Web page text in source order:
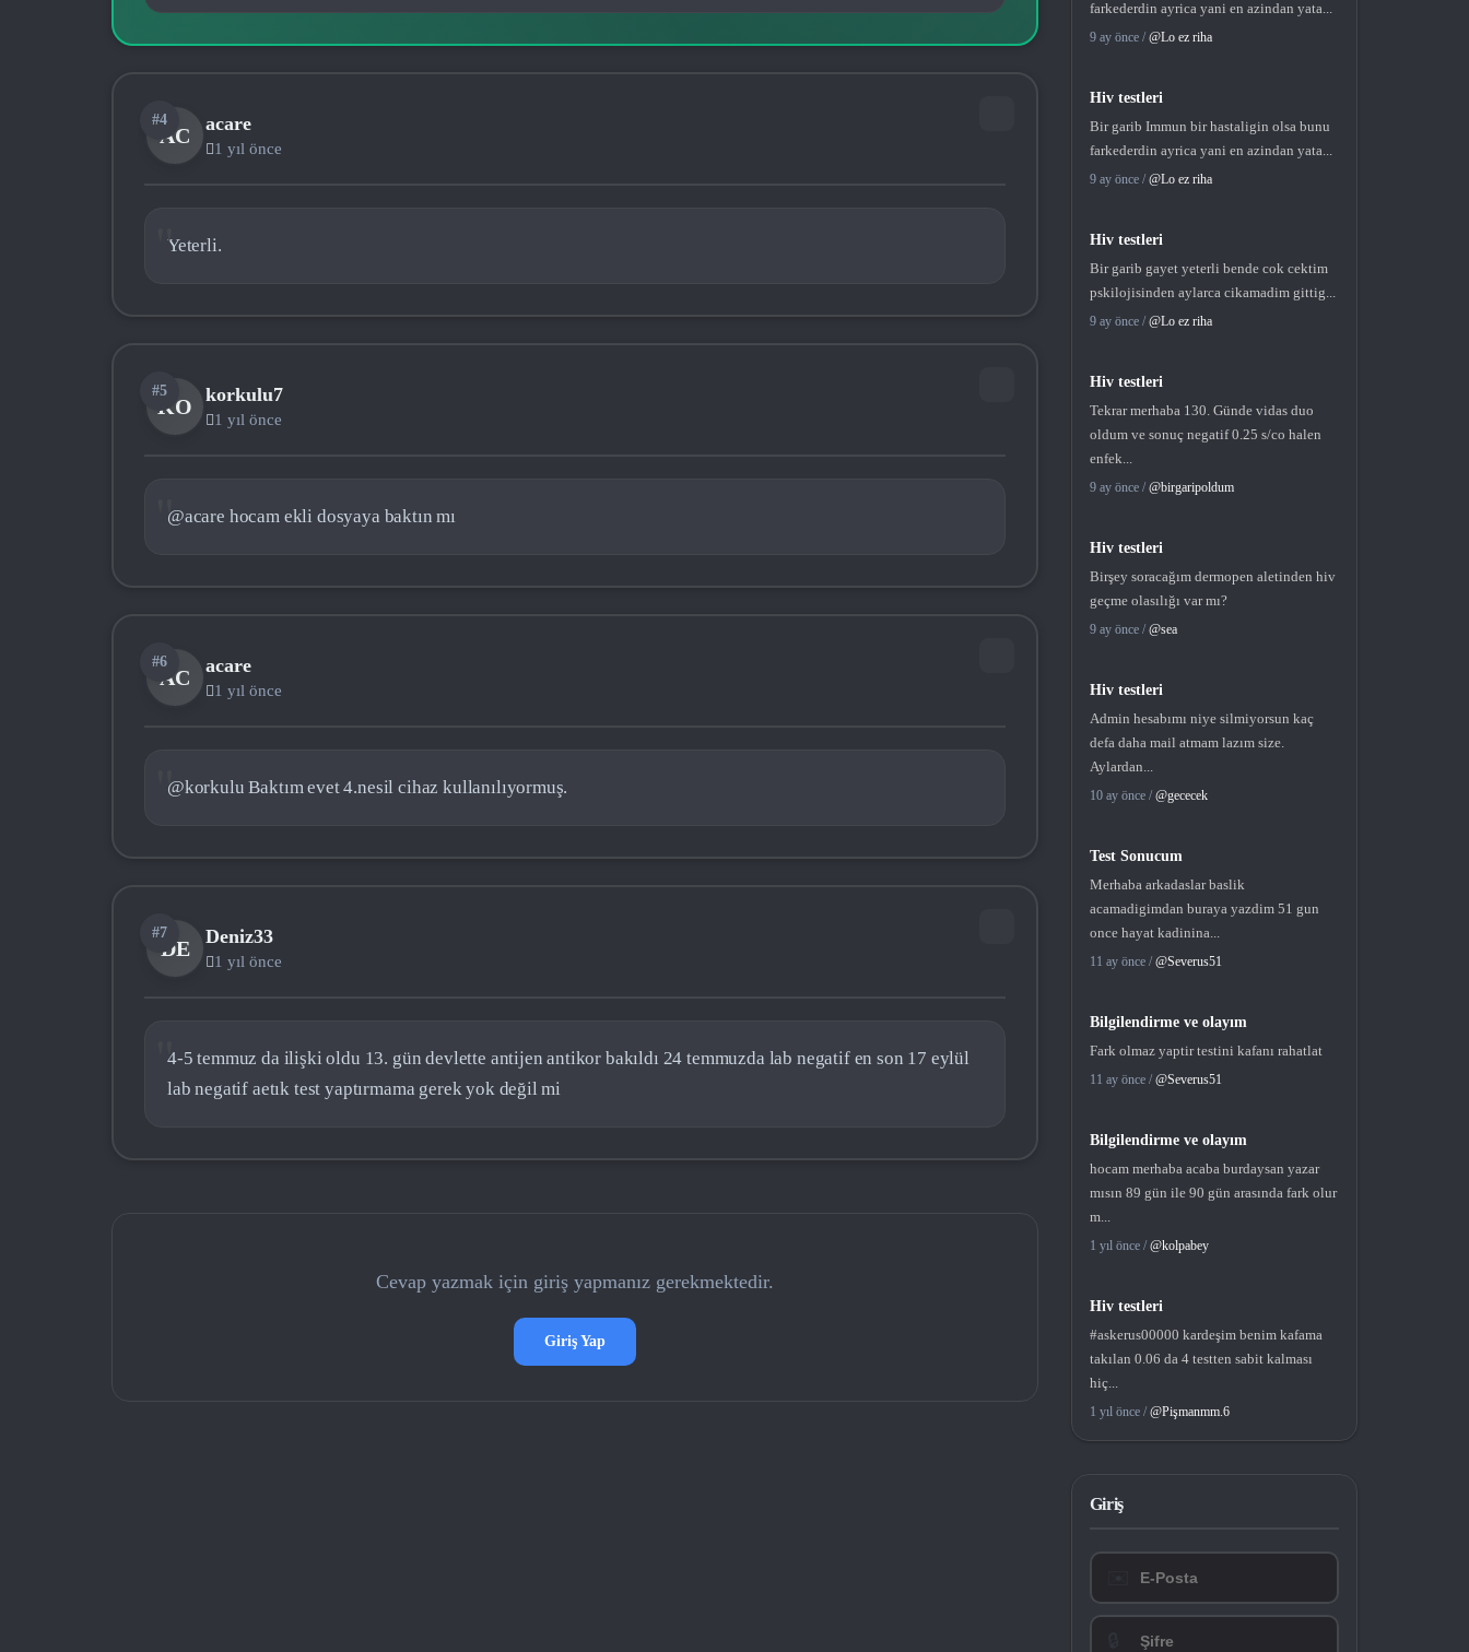
#4
AC acare
1 yıl önce
Yeterli.
#5
KO korkulu7
1 yıl önce
@acare hocam ekli dosyaya baktın mı
#6
AC acare
1 yıl önce
@korkulu Baktım evet 4.nesil cihaz kullanılıyormuş.
#7
DE Deniz33
1 yıl önce
4-5 temmuz da ilişki oldu 13. gün devlette antijen antikor bakıldı 24 temmuzda lab negatif en son 17 eylül
lab negatif aetık test yaptırmama gerek yok değil mi
Cevap yazmak için giriş yapmanız gerekmektedir.
Giriş Yap
farkederdin ayrica yani en azindan yata...
9 ay önce / @Lo ez riha
Hiv testleri
Bir garib Immun bir hastaligin olsa bunu
farkederdin ayrica yani en azindan yata...
9 ay önce / @Lo ez riha
Hiv testleri
Bir garib gayet yeterli bende cok cektim
pskilojisinden aylarca cikamadim gittig...
9 ay önce / @Lo ez riha
Hiv testleri
Tekrar merhaba 130. Günde vidas duo
oldum ve sonuç negatif 0.25 s/co halen
enfek...
9 ay önce / @birgaripoldum
Hiv testleri
Birşey soracağım dermopen aletinden hiv
geçme olasılığı var mı?
9 ay önce / @sea
Hiv testleri
Admin hesabımı niye silmiyorsun kaç
defa daha mail atmam lazım size.
Aylardan...
10 ay önce / @gececek
Test Sonucum
Merhaba arkadaslar baslik
acamadigimdan buraya yazdim 51 gun
once hayat kadinina...
11 ay önce / @Severus51
Bilgilendirme ve olayım
Fark olmaz yaptir testini kafanı rahatlat
11 ay önce / @Severus51
Bilgilendirme ve olayım
hocam merhaba acaba burdaysan yazar
mısın 89 gün ile 90 gün arasında fark olur
m...
1 yıl önce / @kolpabey
Hiv testleri
#askerus00000 kardeşim benim kafama
takılan 0.06 da 4 testten sabit kalması
hiç...
1 yıl önce / @Pişmanmm.6
Giriş